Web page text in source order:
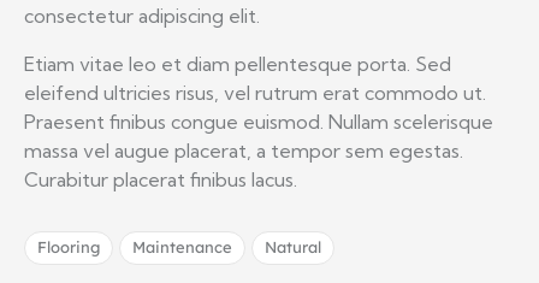
consectetur adipiscing elit.
Etiam vitae leo et diam pellentesque porta. Sed
eleifend ultricies risus, vel rutrum erat commodo ut.
Praesent finibus congue euismod. Nullam scelerisque
massa vel augue placerat, a tempor sem egestas.
Curabitur placerat finibus lacus.
Flooring Maintenance Natural